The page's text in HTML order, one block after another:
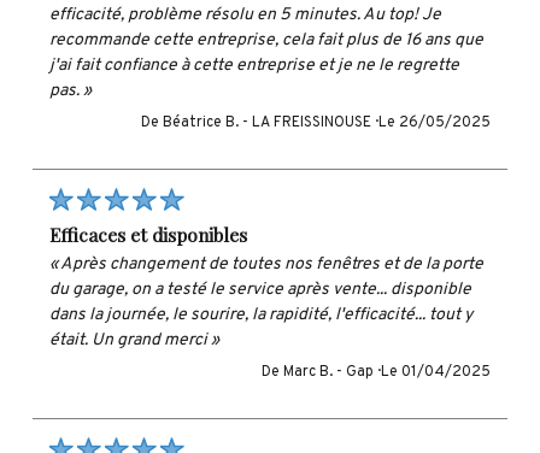
efficacité, problème résolu en 5 minutes. Au top! Je
recommande cette entreprise, cela fait plus de 16 ans que
j'ai fait confiance à cette entreprise et je ne le regrette
pas. »
De Béatrice B. - LA FREISSINOUSE ·Le 26/05/2025
efficaces et disponibles
« Après changement de toutes nos fenêtres et de la porte
du garage, on a testé le service après vente... disponible
dans la journée, le sourire, la rapidité, l'efficacité... tout y
était. Un grand merci »
De Marc B. - Gap ·Le 01/04/2025